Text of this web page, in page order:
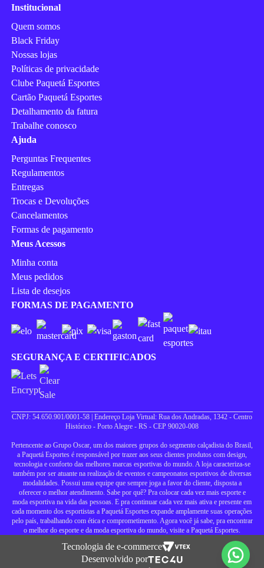
Institucional
Quem somos
Black Friday
Nossas lojas
Políticas de privacidade
Clube Paquetá Esportes
Cartão Paquetá Esportes
Detalhamento da fatura
Trabalhe conosco
Ajuda
Perguntas Frequentes
Regulamentos
Entregas
Trocas e Devoluções
Cancelamentos
Formas de pagamento
Meus Acessos
Minha conta
Meus pedidos
Lista de desejos
FORMAS DE PAGAMENTO
SEGURANÇA E CERTIFICADOS
CNPJ: 54.650.901/0001-58 | Endereço Loja Virtual: Rua dos Andradas, 1342 - Centro
Histórico - Porto Alegre - RS - CEP 90020-008
Pertencente ao Grupo Oscar, um dos maiores grupos do segmento calçadista do Brasil,
a Paquetá Esportes é responsável por trazer aos seus clientes produtos com design,
tecnologia e conforto das melhores marcas esportivas do mundo. A loja caracteriza-se
também por ser atuante na realização de eventos e campeonatos esportivos de diversas
modalidades. Possui uma equipe que sempre joga a favor do cliente, disposta a
oferecer o melhor atendimento. Sabe por quê? Pra colocar cada vez mais esporte e
moda esportiva na vida das pessoas. E pra continuar cada vez mais ativa e presente em
cada momento dos esportistas a Paquetá Esportes expande amplamente suas operações
pelo país, trabalhando com ética e comprometimento. Agora você já sabe, pra encontrar
o melhor do esporte e da moda esportiva do mundo, visite a Paquetá Esportes.
Tecnologia de e-commerce
Desenvolvido por